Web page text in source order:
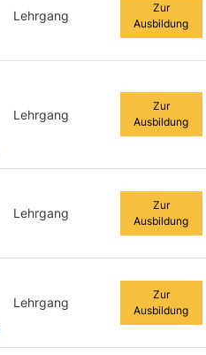
Lehrgang
Zur
Ausbildung
Lehrgang
Zur
Ausbildung
Lehrgang
Zur
Ausbildung
Lehrgang
Zur
Ausbildung